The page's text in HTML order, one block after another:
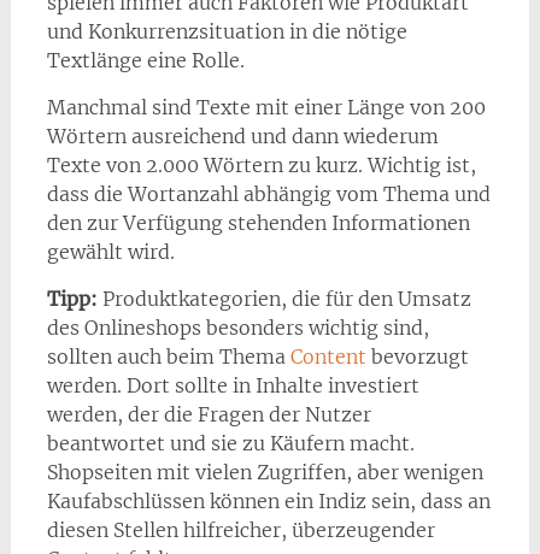
und Konkurrenzsituation in die nötige
Textlänge eine Rolle.
Manchmal sind Texte mit einer Länge von 200
Wörtern ausreichend und dann wiederum
Texte von 2.000 Wörtern zu kurz. Wichtig ist,
dass die Wortanzahl abhängig vom Thema und
den zur Verfügung stehenden Informationen
gewählt wird.
Tipp: Produktkategorien, die für den Umsatz
des Onlineshops besonders wichtig sind,
sollten auch beim Thema Content bevorzugt
werden. Dort sollte in Inhalte investiert
werden, der die Fragen der Nutzer
beantwortet und sie zu Käufern macht.
Shopseiten mit vielen Zugriffen, aber wenigen
Kaufabschlüssen können ein Indiz sein, dass an
diesen Stellen hilfreicher, überzeugender